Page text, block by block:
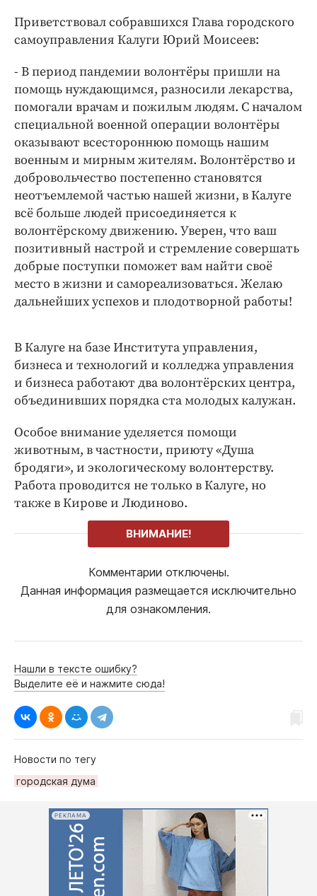
Работодатель года
Приветствовал собравшихся Глава городского
самоуправления Калуги Юрий Моисеев:
- В период пандемии волонтёры пришли на
помощь нуждающимся, разносили лекарства,
помогали врачам и пожилым людям. С началом
специальной военной операции волонтёры
оказывают всестороннюю помощь нашим
военным и мирным жителям. Волонтёрство и
добровольчество постепенно становятся
неотъемлемой частью нашей жизни, в Калуге
всё больше людей присоединяется к
волонтёрскому движению. Уверен, что ваш
позитивный настрой и стремление совершать
добрые поступки поможет вам найти своё
место в жизни и самореализоваться. Желаю
дальнейших успехов и плодотворной работы!
В Калуге на базе Института управления,
бизнеса и технологий и колледжа управления
и бизнеса работают два волонтёрских центра,
объединивших порядка ста молодых калужан.
Особое внимание уделяется помощи
животным, в частности, приюту «Душа
бродяги», и экологическому волонтерству.
Работа проводится не только в Калуге, но
также в Кирове и Людиново.
ВНИМАНИЕ!
Комментарии отключены.
Данная информация размещается исключительно
для ознакомления.
Нашли в тексте ошибку?
Выделите её и нажмите сюда!
Новости по тегу
городская дума
РЕКЛАМА